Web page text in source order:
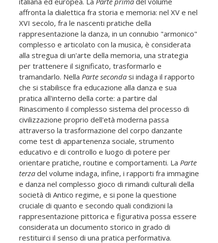
affronta la dialettica fra storia e memoria: nel XV e nel
XVI secolo, fra le nascenti pratiche della
rappresentazione la danza, in un connubio "armonico"
complesso e articolato con la musica, è considerata
alla stregua di un'arte della memoria, una strategia
per trattenere il significato, trasformarlo e
tramandarlo. Nella Parte seconda si indaga il rapporto
che si stabilisce fra educazione alla danza e sua
pratica all'interno della corte: a partire dal
Rinascimento il complesso sistema del processo di
civilizzazione proprio dell'età moderna passa
attraverso la trasformazione del corpo danzante
come test di appartenenza sociale, strumento
educativo e di controllo e luogo di potere per
orientare pratiche, routine e comportamenti. La Parte
terza del volume indaga, infine, i rapporti fra immagine
e danza nel complesso gioco di rimandi culturali della
società di Antico regime, e si pone la questione
cruciale di quanto e secondo quali condizioni la
rappresentazione pittorica e figurativa possa essere
considerata un documento storico in grado di
restituirci il senso di una pratica performativa.